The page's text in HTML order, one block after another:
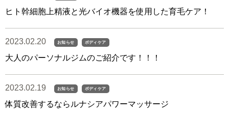
ヒト幹細胞上精液と光バイオ機器を使用した育毛ケア！
2023.02.20 お知らせ ボディケア
大人のパーソナルジムのご紹介です！！！
2023.02.19 お知らせ ボディケア
体質改善するならルナシアパワーマッサージ